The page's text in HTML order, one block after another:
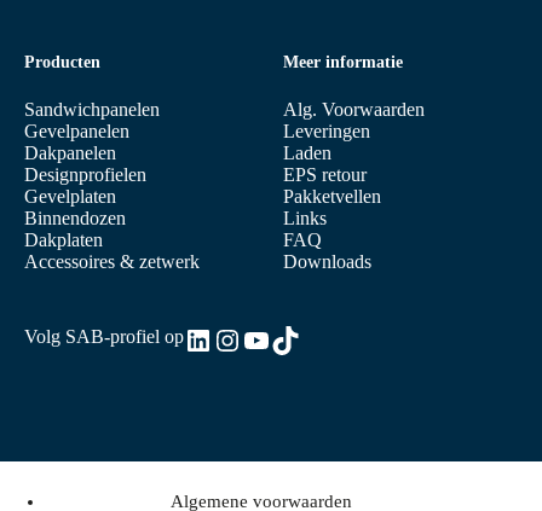
Producten
Sandwichpanelen
Gevelpanelen
Dakpanelen
Designprofielen
Gevelplaten
Binnendozen
Dakplaten
Accessoires & zetwerk
Meer informatie
Alg. Voorwaarden
Leveringen
Laden
EPS retour
Pakketvellen
Links
FAQ
Downloads
Volg SAB-profiel opLinkedIn
Instagram
YouTube
TikTok
Algemene voorwaarden